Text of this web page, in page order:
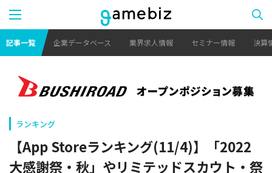
記事一覧 企業データベース 業界求人情報 セミナー情報 決算
ランキング
【App Storeランキング(11/4)】「2022
大感謝祭・秋」やリミテッドスカウト・祭